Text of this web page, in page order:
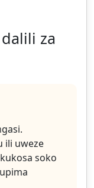
za
ili uweze
soko